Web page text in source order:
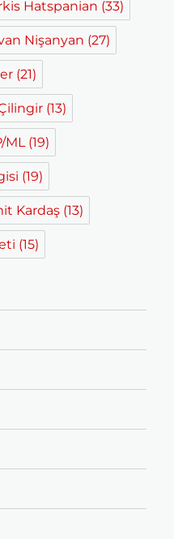
Hatspanian (33)
Nişanyan (27)
(21)
(13)
ML(19)
(19)
Kardaş (13)
(15)